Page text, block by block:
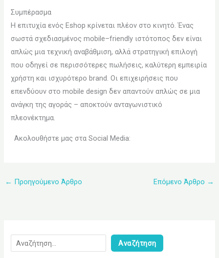
Συμπέρασμα
Η επιτυχία ενός Eshop κρίνεται πλέον στο κινητό. Ένας
σωστά σχεδιασμένος mobile–friendly ιστότοπος δεν είναι
απλώς μια τεχνική αναβάθμιση, αλλά στρατηγική επιλογή
που οδηγεί σε περισσότερες πωλήσεις, καλύτερη εμπειρία
χρήστη και ισχυρότερο brand. Οι επιχειρήσεις που
επενδύουν στο mobile design δεν απαντούν απλώς σε μια
ανάγκη της αγοράς – αποκτούν ανταγωνιστικό
πλεονέκτημα.
Ακολουθήστε μας στα Social Media:
← Προηγούμενο Άρθρο Επόμενο Άρθρο →
Αναζήτηση